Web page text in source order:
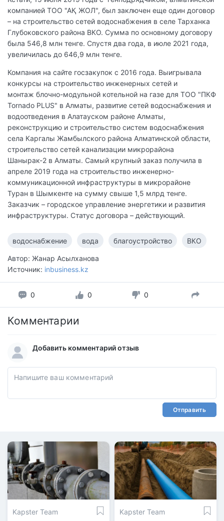
компанией ТОО "АҚ ЖОЛ", был заключен еще один договор
– на строительство сетей водоснабжения в селе Тарханка
Глубоковского района ВКО. Сумма по основному договору
была 546,8 млн тенге. Спустя два года, в июле 2021 года,
увеличилась до 646,9 млн тенге.
Компания на сайте госзакупок с 2016 года. Выигрывала
конкурсы на строительство инженерных сетей и
монтаж блочно-модульной котельной на газе для ТОО "ПКФ
Тоrnado PLUS" в Алматы, развитие сетей водоснабжения и
водоотведения в Алатауском районе Алматы,
реконструкцию и строительство систем водоснабжения
села Каргалы Жамбылского района Алматинской области,
строительство сетей канализации микрорайона
Шанырак-2 в Алматы. Самый крупный заказ получила в
апреле 2019 года на строительство инженерно-
коммуникационной инфраструктуры в микрорайоне
Туран в Шымкенте на сумму свыше 1,5 млрд тенге.
Заказчик – городское управление энергетики и развития
инфраструктуры. Статус договора – действующий.
водоснабжение вода благоустройство ВКО
Автор: Жанар Асылханова
Источник: inbusiness.kz
0 0 0
Комментарии
Добавить комментарий отзыв
Отправить
Kapster Team
Kapster Team